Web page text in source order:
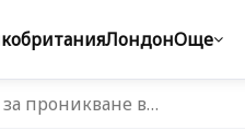
ЛондонОще
проникване в…